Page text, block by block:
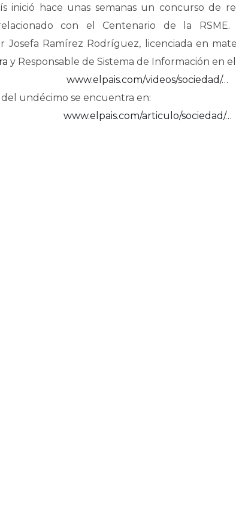
inició hace unas semanas un concurso de
con el Centenario de la
Josefa Ramírez Rodríguez, licenciada en
y Responsable de Sistema de Información en el
www.elpais.com/videos/sociedad/…
undécimo se encuentra en:
www.elpais.com/articulo/sociedad/…